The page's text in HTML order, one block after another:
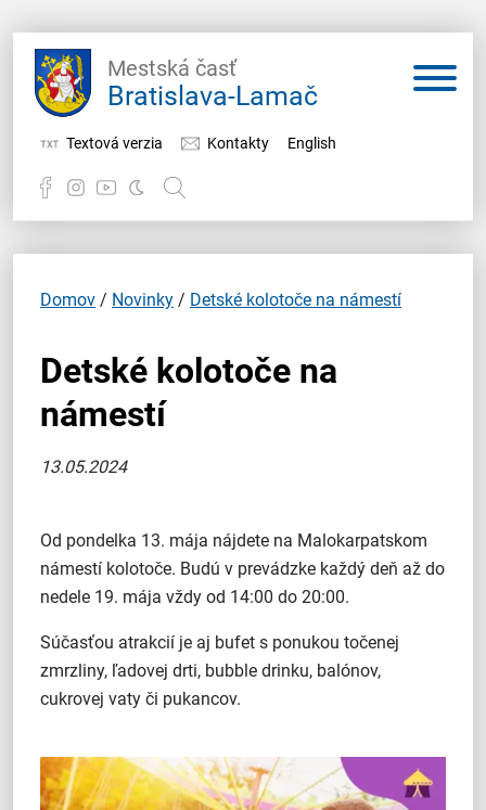
Mestská časť
Bratislava-Lamač
Textová verzia Kontakty English
Samospráva
Domov / Novinky / Detské kolotoče na námestí
Detské kolotoče na
námestí
13.05.2024
Od pondelka 13. mája nájdete na Malokarpatskom
námestí kolotoče. Budú v prevádzke každý deň až do
nedele 19. mája vždy od 14:00 do 20:00.
Súčasťou atrakcií je aj bufet s ponukou točenej
zmrzliny, ľadovej drti, bubble drinku, balónov,
cukrovej vaty či pukancov.